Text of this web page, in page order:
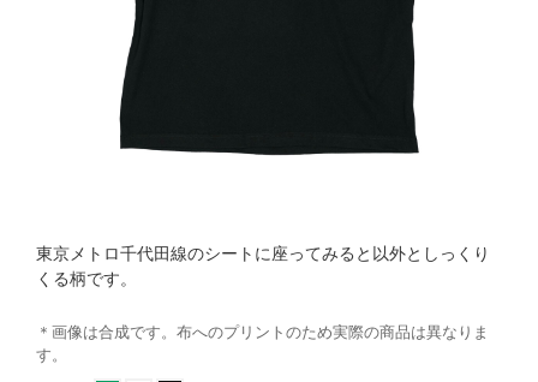
東京メトロ千代田線のシートに座ってみると以外としっくり
くる柄です。
＊画像は合成です。布へのプリントのため実際の商品は異なりま
す。